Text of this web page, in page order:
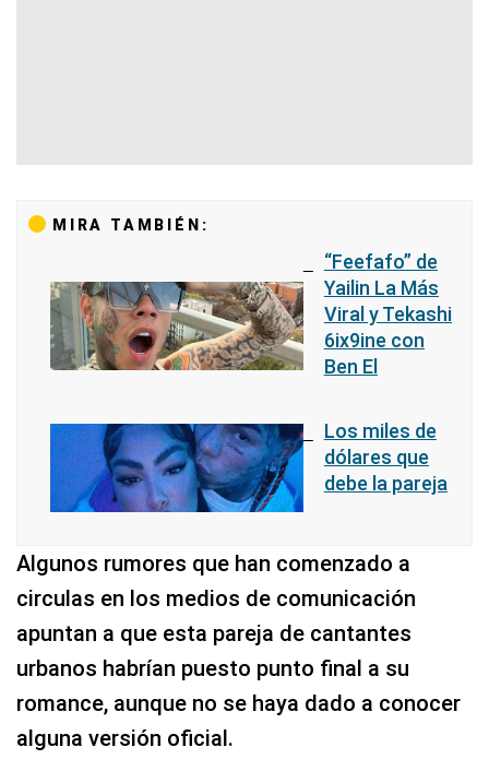
MIRA TAMBIÉN:
“Feefafo” de
Yailin La Más
Viral y Tekashi
6ix9ine con
Ben El
Los miles de
dólares que
debe la pareja
Algunos rumores que han comenzado a
circulas en los medios de comunicación
apuntan a que esta pareja de cantantes
urbanos habrían puesto punto final a su
romance, aunque no se haya dado a conocer
alguna versión oficial.